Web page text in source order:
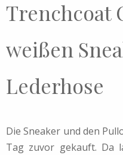
Trenchcoat
weißen
Lederhose
Die Sneaker und den
Tag zuvor gekauft. Da